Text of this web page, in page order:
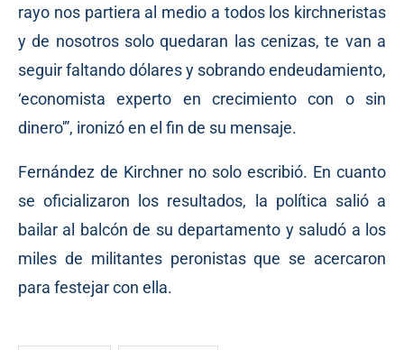
rayo nos partiera al medio a todos los kirchneristas
y de nosotros solo quedaran las cenizas, te van a
seguir faltando dólares y sobrando endeudamiento,
‘economista experto en crecimiento con o sin
dinero'”, ironizó en el fin de su mensaje.
Fernández de Kirchner no solo escribió. En cuanto
se oficializaron los resultados, la política salió a
bailar al balcón de su departamento y saludó a los
miles de militantes peronistas que se acercaron
para festejar con ella.